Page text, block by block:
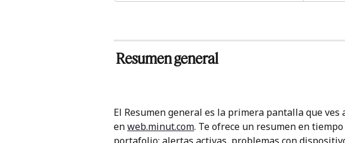
Resumen general
El Resumen general es la primera pantalla que
en web.minut.com. Te ofrece un resumen en